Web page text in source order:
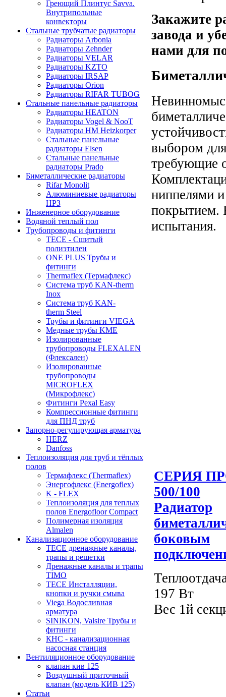
Греющий Плинтус Savva.
Внутрипольные
конвекторы
Стальные трубчатые радиаторы
Радиаторы Arbonia
Радиаторы Zehnder
Радиаторы VELAR
Радиаторы KZTO
Радиаторы IRSAP
Радиаторы Orion
Радиаторы RIFAR TUBOG
Стальные панельные радиаторы
Радиаторы HEATON
Радиаторы Vogel & NooT
Радиаторы HM Heizkorper
Стальные панельные
радиаторы Elsen
Стальные панельные
радиаторы Prado
Биметаллические радиаторы
Rifar Monolit
Алюминиевые радиаторы
НРЗ
Инженерное оборудование
Водяной теплый пол
Трубопроводы и фитинги
ТЕСЕ - Сшитый
полиэтилен
ONE PLUS Трубы и
фитинги
Thermaflex (Термафлекс)
Система труб KAN-therm
Inox
Система труб KAN-
therm Steel
Трубы и фитинги VIEGA
Медные трубы KME
Изолированные
трубопроводы FLEXALEN
(Флексален)
Изолированные
трубопроводы
MICROFLEX
(Микрофлекс)
Фитинги Pexal Easy
Компрессионные фитинги
для ПНД труб
Запорно-регулирующая арматура
HERZ
Danfoss
Теплоизоляция для труб и тёплых
полов
Термафлекс (Thermaflex)
Энергофлекс (Energoflex)
K - FLEX
Теплоизоляция для теплых
полов Energofloor Compact
Полимерная изоляция
Almalen
Канализационное оборудование
TECE дренажные каналы,
трапы и решетки
Дренажные каналы и трапы
TIMO
TECE Инсталляции,
кнопки и ручки смыва
Viega Водосливная
арматура
SINIKON, Valsire Трубы и
фитинги
КНС - канализационная
насосная станция
Вентиляционное оборудование
клапан кив 125
Воздушный приточный
клапан (модель КИВ 125)
Статьи
Закажите
завода и
нами для
выбором
требующие
ниппелями
покрытием.
испытания.
СЕРИЯ
500/100
Радиатор
боковым
197 Вт
Вес 1й